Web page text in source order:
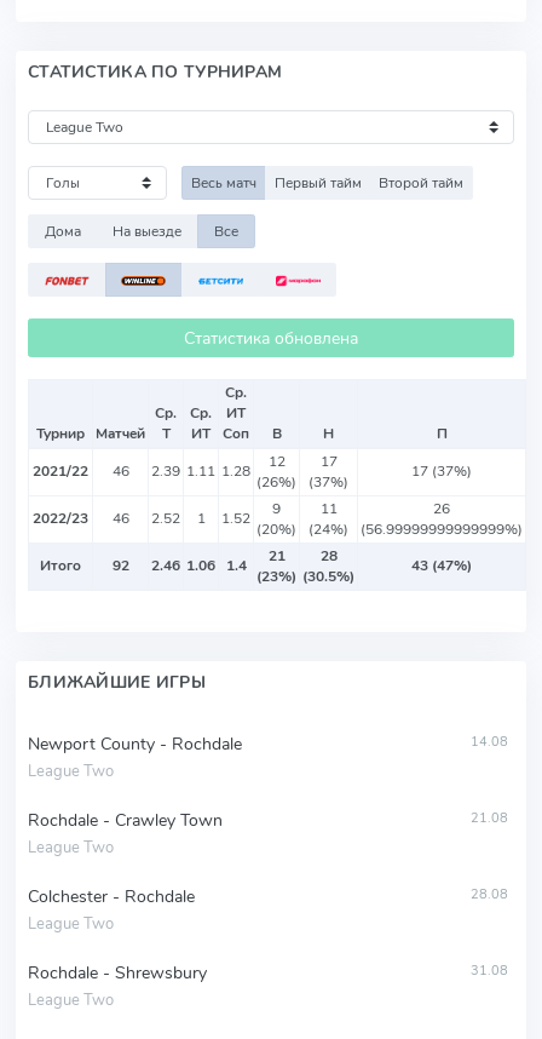
СТАТИСТИКА ПО ТУРНИРАМ
Весь матч Первый тайм Второй тайм
Дома На выезде Все
Статистика обновлена
Турнир Матчей
Ср.
Т
Ср.
ИТ
Ср.
ИТ
Соп
В Н
П
2021/22
46 2.39 1.11 1.28
12
(26%)
17
(37%)
17 (37%)
2022/23 46 2.52 1 1.52
9
(20%)
11
(24%)
26
(56.99999999999999%)
Итого
92 2.46 1.06 1.4
21
(23%)
28
(30.5%)
43 (47%)
БЛИЖАЙШИЕ ИГРЫ
Newport County - Rochdale
League Two
14.08
Rochdale - Crawley Town
League Two
21.08
Colchester - Rochdale
League Two
28.08
Rochdale - Shrewsbury
League Two
31.08